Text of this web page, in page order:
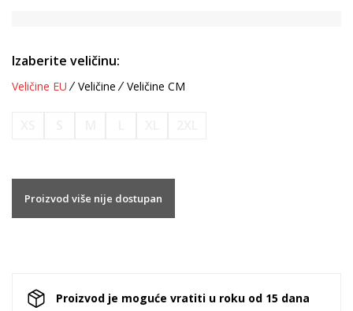
Izaberite veličinu:
Veličine EU Veličine Veličine CM
Proizvod više nije dostupan
Proizvod je moguće vratiti u roku od 15 dana